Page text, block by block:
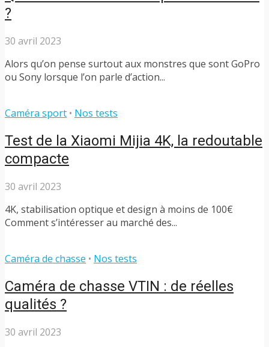
?
30 avril 2023
Alors qu’on pense surtout aux monstres que sont GoPro
ou Sony lorsque l’on parle d’action...
Caméra sport • Nos tests
Test de la Xiaomi Mijia 4K, la redoutable
compacte
30 avril 2023
4K, stabilisation optique et design à moins de 100€
Comment s’intéresser au marché des...
Caméra de chasse • Nos tests
Caméra de chasse VTIN : de réelles
qualités ?
30 avril 2023